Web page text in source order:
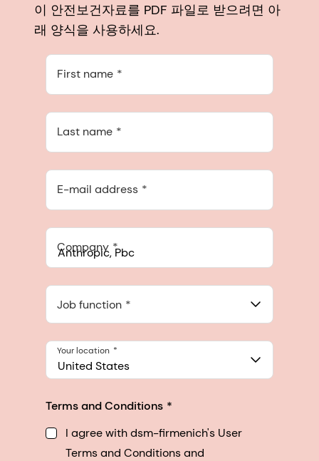
이 안전보건자료를 PDF 파일로 받으려면 아
래 양식을 사용하세요.
First name
Last name
E-mail address
Company
548 Market St Pmb 90375, San Francisco, California, US
Job function
United States
Your location
Terms and Conditions
I agree with dsm-firmenich's User
Terms and Conditions and